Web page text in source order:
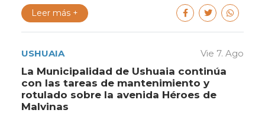
Leer más +
USHUAIA Vie 7. Ago
La Municipalidad de Ushuaia continúa
con las tareas de mantenimiento y
rotulado sobre la avenida Héroes de
Malvinas